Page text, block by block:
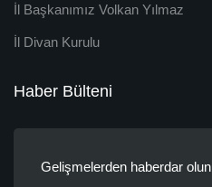
İl Başkanımız Volkan Yılmaz
İl Divan Kurulu
Haber Bülteni
Gelişmelerden haberdar olun